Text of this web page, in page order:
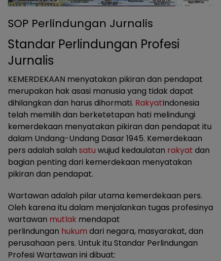
SOP Perlindungan Jurnalis
Standar Perlindungan Profesi
Jurnalis
KEMERDEKAAN menyatakan pikiran dan pendapat
merupakan hak asasi manusia yang tidak dapat
dihilangkan dan harus dihormati. RakyatIndonesia
telah memilih dan berketetapan hati melindungi
kemerdekaan menyatakan pikiran dan pendapat itu
dalam Undang-Undang Dasar 1945. Kemerdekaan
pers adalah salah satu wujud kedaulatan rakyat dan
bagian penting dari kemerdekaan menyatakan
pikiran dan pendapat.
Wartawan adalah pilar utama kemerdekaan pers.
Oleh karena itu dalam menjalankan tugas profesinya
wartawan mutlak mendapat
perlindungan hukum dari negara, masyarakat, dan
perusahaan pers. Untuk itu Standar Perlindungan
Profesi Wartawan ini dibuat: